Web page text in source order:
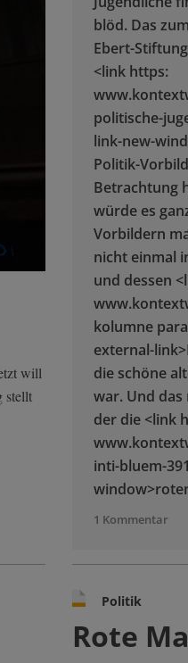
will
stellt
blöd. Das
Ebert-
<link https:
politische-
link-new-
Politik-
Betrachtung
würde es
Vorbildern
nicht einmal
und dessen
kolumne
external-
die schöne
war. Und das
der die <link
inti-bluem-
1 Kommentar
Politik
Rote